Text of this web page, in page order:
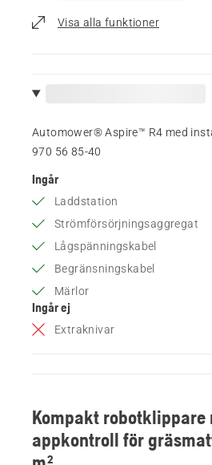
Visa alla funktioner
Automower® Aspire™ R4 med
970 56 85‑40
Ingår
Laddstation
Strömförsörjningsaggregat
Lågspänningskabel
Begränsningskabel
Märlor
Ingår ej
Extraknivar
Kompakt robotklippare
appkontroll för